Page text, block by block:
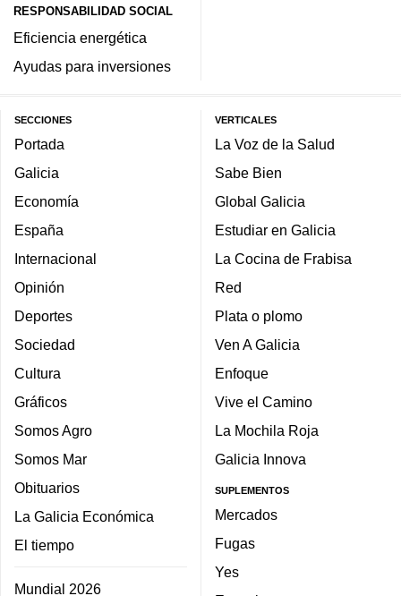
RESPONSABILIDAD SOCIAL
Eficiencia energética
Ayudas para inversiones
SECCIONES
Portada
Galicia
Economía
España
Internacional
Opinión
Deportes
Sociedad
Cultura
Gráficos
Somos Agro
Somos Mar
Obituarios
La Galicia Económica
El tiempo
Mundial 2026
VERTICALES
La Voz de la Salud
Sabe Bien
Global Galicia
Estudiar en Galicia
La Cocina de Frabisa
Red
Plata o plomo
Ven A Galicia
Enfoque
Vive el Camino
La Mochila Roja
Galicia Innova
SUPLEMENTOS
Mercados
Fugas
Yes